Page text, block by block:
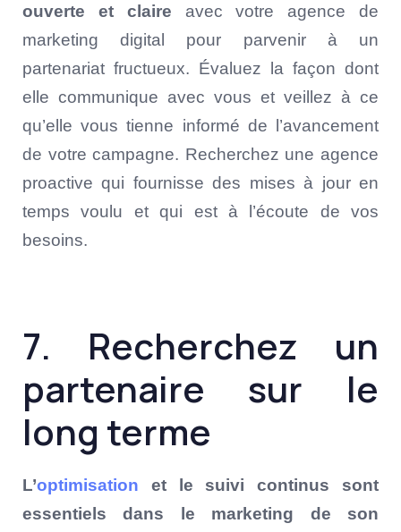
ouverte et claire avec votre agence de
marketing digital pour parvenir à un
partenariat fructueux. Évaluez la façon dont
elle communique avec vous et veillez à ce
qu’elle vous tienne informé de l’avancement
de votre campagne. Recherchez une agence
proactive qui fournisse des mises à jour en
temps voulu et qui est à l’écoute de vos
besoins.
7. Recherchez un
partenaire sur le
long terme
L’optimisation et le suivi continus sont
essentiels dans le marketing de son